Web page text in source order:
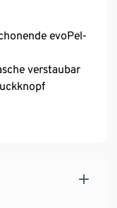
evoPel-
verstaubar